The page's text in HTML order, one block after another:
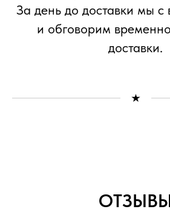
За день до доставки мы с
и обговорим
доставки.